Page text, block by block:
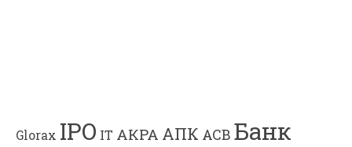
Glorax IPO IT АКРА АПК АСВ Банк